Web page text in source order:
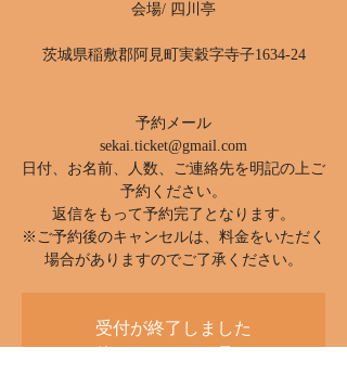
会場/ 四川亭
茨城県稲敷郡阿見町実穀字寺子1634-24
予約メール
sekai.ticket@gmail.com
日付、お名前、人数、ご連絡先を明記の上ご
予約ください。
返信をもって予約完了となります。
※ご予約後のキャンセルは、料金をいただく
受付が終了しました